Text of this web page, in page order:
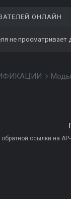
ОНЛАЙН
не просматривает
ссылки на